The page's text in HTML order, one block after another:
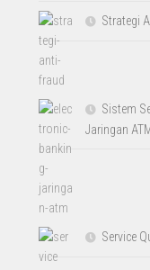
Strategi
Sistem
Jaringan
Service